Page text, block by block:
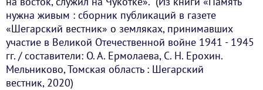
нужна живым : сборник публикаций в газете
«Шегарский вестник» о земляках, принимавших
участие в Великой Отечественной войне 1941 - 1945
гг. / составители: О. А. Ермолаева, С. Н. Ерохин.
Мельниково, Томская область : Шегарский
вестник, 2020)